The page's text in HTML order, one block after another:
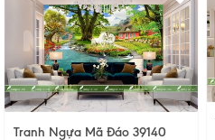
Tranh Ngựa Mã Đáo 39140